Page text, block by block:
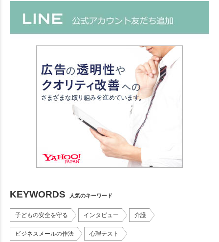
KEYWORDS 人気のキーワード
子どもの安全を守る インタビュー 介護
ビジネスメールの作法 心理テスト